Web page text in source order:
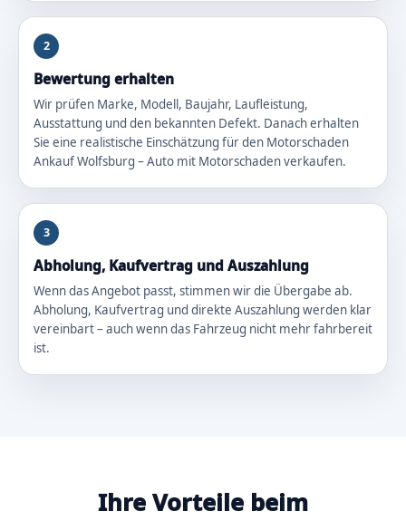
2
Bewertung erhalten
Wir prüfen Marke, Modell, Baujahr, Laufleistung,
Ausstattung und den bekannten Defekt. Danach erhalten
Sie eine realistische Einschätzung für den Motorschaden
Ankauf Wolfsburg – Auto mit Motorschaden verkaufen.
3
Abholung, Kaufvertrag und Auszahlung
Wenn das Angebot passt, stimmen wir die Übergabe ab.
Abholung, Kaufvertrag und direkte Auszahlung werden klar
vereinbart – auch wenn das Fahrzeug nicht mehr fahrbereit
ist.
Ihre Vorteile beim